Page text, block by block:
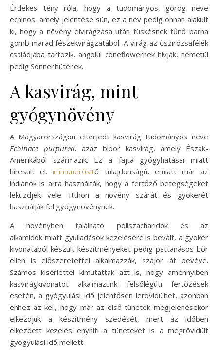
Érdekes tény róla, hogy a tudományos, görög neve
echinos, amely jelentése sün, ez a név pedig onnan alakult
ki, hogy a növény elvirágzása után tüskésnek tűnő barna
gömb marad fészekvirágzatából. A virág az őszirózsafélék
családjába tartozik, angolul coneflowernek hívják, németül
pedig Sonnenhütének.
A kasvirág, mint
gyógynövény
A Magyarországon elterjedt kasvirág tudományos neve
Echinace purpurea, azaz bíbor kasvirág, amely Észak-
Amerikából származik. Ez a fajta gyógyhatásai miatt
híresült el:immunerősítő tulajdonságú, emiatt már az
indiánok is arra használták, hogy a fertőző betegségeket
leküzdjék vele. Itthon a növény szárát és gyökerét
használják fel gyógynövénynek.
A növényben található poliszacharidok és az
alkamidok miatt gyulladások kezelésére is bevált, a gyökér
kivonatából készült készítményeket pedig pattanásos bőr
ellen is előszeretettel alkalmazzák, szájon át bevéve.
Számos kísérlettel kimutatták azt is, hogy amennyiben
kasvirágkivonatot alkalmazunk felsőlégúti fertőzések
esetén, a gyógyulási idő jelentősen lerövidülhet, azonban
ehhez az kell, hogy már az első tünetek megjelenésekor
elkezdjük a készítmény szedését, mert az időben
elkezdett kezelés enyhíti a tüneteket is a megrövidült
gyógyulási idő mellett.